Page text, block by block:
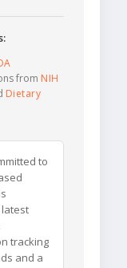
from NIH
Dietary
to
tracking
and a